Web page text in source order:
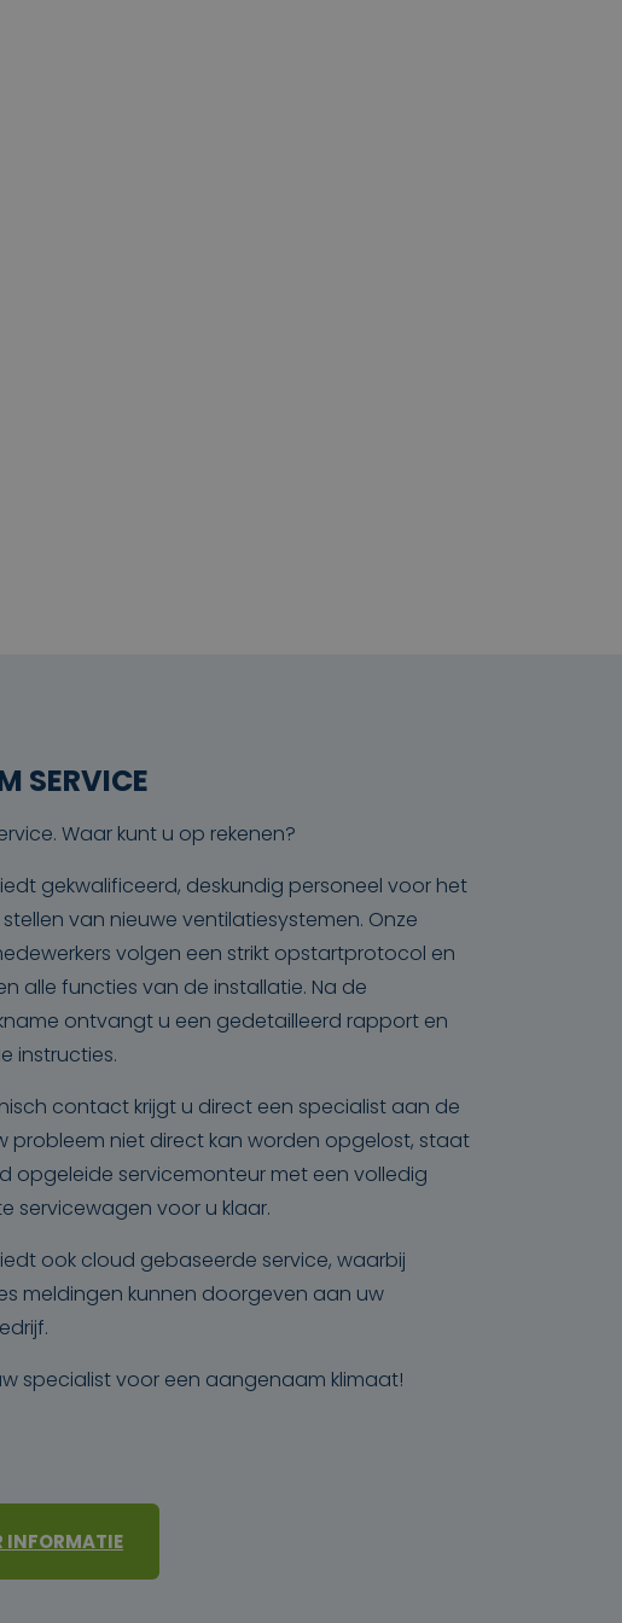
SERVICE
Waar kunt u op rekenen?
gekwalificeerd, deskundig personeel voor het
van nieuwe ventilatiesystemen. Onze
volgen een strikt opstartprotocol en
alle functies van de installatie. Na de
ontvangt u een gedetailleerd rapport en
instructies.
contact krijgt u direct een specialist aan de
probleem niet direct kan worden opgelost, staat
opgeleide servicemonteur met een volledig
servicewagen voor u klaar.
ook cloud gebaseerde service, waarbij
meldingen kunnen doorgeven aan uw
specialist voor een aangenaam klimaat!
INFORMATIE